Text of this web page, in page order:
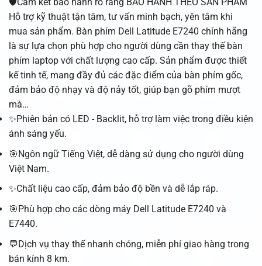
Hỗ trợ kỹ thuật tận tâm, tư vấn minh bạch, yên tâm khi
mua sản phẩm. Bàn phím Dell Latitude E7240 chính hãng
là sự lựa chọn phù hợp cho người dùng cần thay thế bàn
phím laptop với chất lượng cao cấp. Sản phẩm được thiết
kế tinh tế, mang đầy đủ các đặc điểm của bàn phím gốc,
đảm bảo độ nhạy và độ nảy tốt, giúp bạn gõ phím mượt
mà…
✨Phiên bản có LED - Backlit, hỗ trợ làm việc trong điều kiện
ánh sáng yếu.
🎯Ngôn ngữ Tiếng Việt, dễ dàng sử dụng cho người dùng
Việt Nam.
✨Chất liệu cao cấp, đảm bảo độ bền và dễ lắp ráp.
🎯Phù hợp cho các dòng máy Dell Latitude E7240 và
E7440.
💬Dịch vụ thay thế nhanh chóng, miễn phí giao hàng trong
bán kính 8 km.